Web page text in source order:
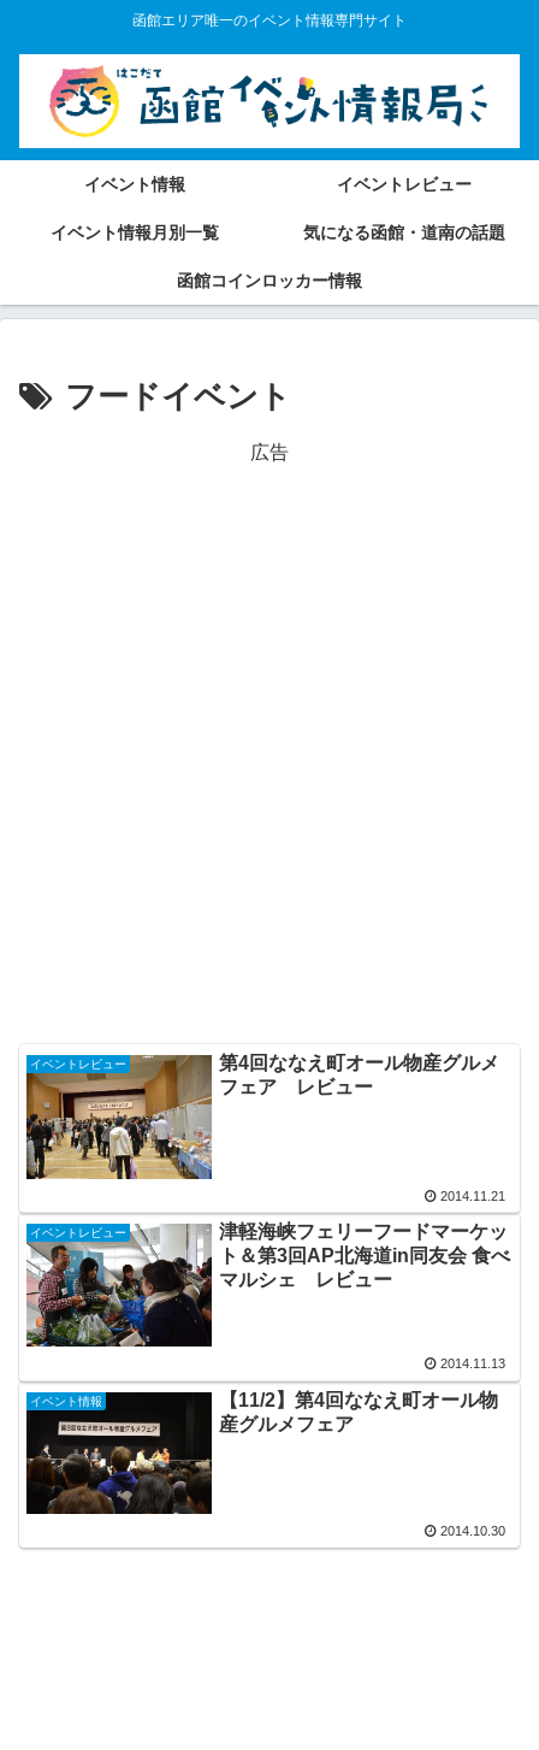
函館エリア唯一のイベント情報専門サイト
イベント情報 イベントレビュー
イベント情報月別一覧 気になる函館・道南の話題
函館コインロッカー情報
フードイベント
広告
イベントレビュー
第4回ななえ町オール物産グルメ
フェア レビュー
2014.11.21
イベントレビュー
津軽海峡フェリーフードマーケッ
ト＆第3回AP北海道in同友会 食べ
マルシェ レビュー
2014.11.13
イベント情報
【11/2】第4回ななえ町オール物
産グルメフェア
2014.10.30